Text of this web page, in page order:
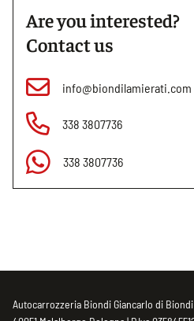
Are you interested?
Contact us
info@biondilamierati.com
338 3807736
338 3807736
Autocarrozzeria Biondi Giancarlo di Biondi